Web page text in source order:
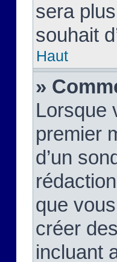
sera
souhait
Haut
»
Lorsque
premier
d’un
que
créer
incluant